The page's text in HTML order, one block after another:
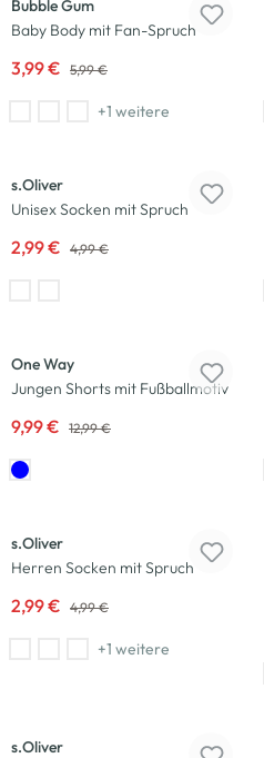
Bubble Gum
Baby Body mit Fan-Spruch
3,99 € 5,99 €
+1 weitere
s.Oliver
Unisex Socken mit Spruch
2,99 € 4,99 €
One Way
Jungen Shorts mit Fußballmotiv
9,99 € 12,99 €
s.Oliver
Herren Socken mit Spruch
2,99 € 4,99 €
+1 weitere
s.Oliver